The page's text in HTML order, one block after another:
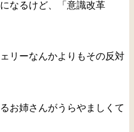
なるけど、「意識改革
リーなんかよりもその反対
お姉さんがうらやましくて